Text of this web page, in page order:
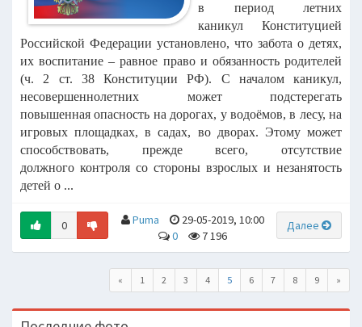
в период летних
каникул Конституцией
Российской Федерации установлено, что забота о детях,
ихвоспитание – равное право и обязанность родителей
(ч. 2 ст. 38 Конституции РФ). С началом каникул,
несовершеннолетних может подстерегать
повышеннаяопасность на дорогах, у водоёмов, в лесу, на
игровых площадках, в садах, во дворах. Этому может
способствовать, прежде всего, отсутствие
должного контроля со стороны взрослых и незанятость
детей о ...
0 Далее
Puma
29-05-2019, 10:00
0
7 196
« 1 2 3 4 5 6 7 8 9 »